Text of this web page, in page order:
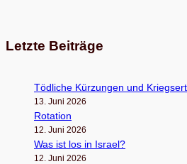
Letzte Beiträge
Töd­li­che Kür­zun­gen und
13. Juni 2026
Rota­tion
12. Juni 2026
Was ist los in Israel?
12. Juni 2026